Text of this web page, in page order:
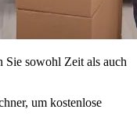
Sie sowohl Zeit als auch
um kostenlose